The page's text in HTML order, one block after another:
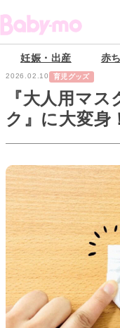
妊娠・出産 赤
2026.02.10 育児グッズ
『大人用マ
ク』に大変身
裏ワザ。いざ